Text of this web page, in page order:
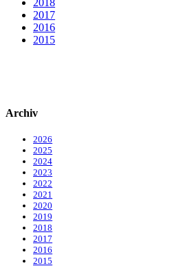
2018
2017
2016
2015
Archiv
2026
2025
2024
2023
2022
2021
2020
2019
2018
2017
2016
2015